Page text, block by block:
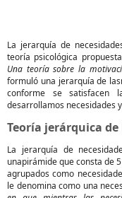
La jerarquía de
teoría psicológica
Una teoría sobre la
formuló una jerarquía de
conforme se satisfacen
desarrollamos necesidades
Teoría jerárquica
La jerarquía de
unapirámide que consta de
agrupados como
le denomina como una